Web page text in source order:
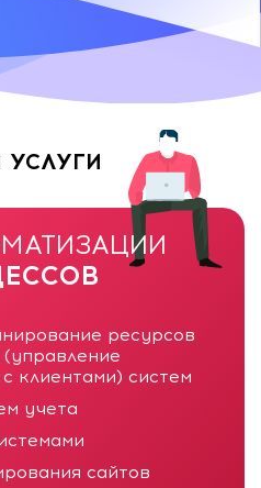
ресурсов
клиентами) систем
учета
сайтов